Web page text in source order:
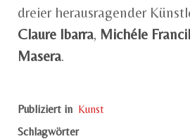
dreier herausragender
Claure Ibarra, Michéle
Masera.
Publiziert in Kunst
Schlagwörter